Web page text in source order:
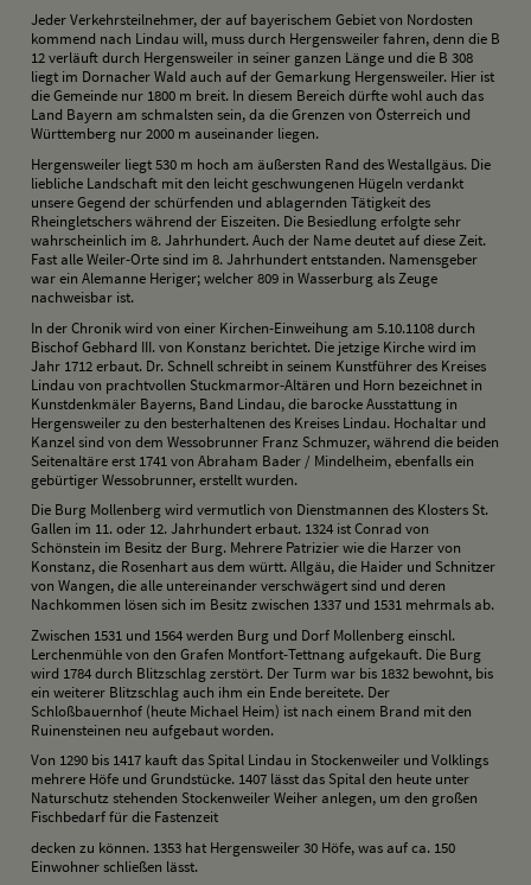
Jeder Verkehrsteilnehmer, der auf bayerischem Gebiet von Nordosten
kommend nach Lindau will, muss durch Hergensweiler fahren, denn die B
12 verläuft durch Hergensweiler in seiner ganzen Länge und die B 308
liegt im Dornacher Wald auch auf der Gemarkung Hergensweiler. Hier ist
die Gemeinde nur 1800 m breit. In diesem Bereich dürfte wohl auch das
Land Bayern am schmalsten sein, da die Grenzen von Österreich und
Württemberg nur 2000 m auseinander liegen.
Hergensweiler liegt 530 m hoch am äußersten Rand des Westallgäus. Die
liebliche Landschaft mit den leicht geschwungenen Hügeln verdankt
unsere Gegend der schürfenden und ablagernden Tätigkeit des
Rheingletschers während der Eiszeiten. Die Besiedlung erfolgte sehr
wahrscheinlich im 8. Jahrhundert. Auch der Name deutet auf diese Zeit.
Fast alle Weiler-Orte sind im 8. Jahrhundert entstanden. Namensgeber
war ein Alemanne Heriger; welcher 809 in Wasserburg als Zeuge
nachweisbar ist.
In der Chronik wird von einer Kirchen-Einweihung am 5.10.1108 durch
Bischof Gebhard III. von Konstanz berichtet. Die jetzige Kirche wird im
Jahr 1712 erbaut. Dr. Schnell schreibt in seinem Kunstführer des Kreises
Lindau von prachtvollen Stuckmarmor-Altären und Horn bezeichnet in
Kunstdenkmäler Bayerns, Band Lindau, die barocke Ausstattung in
Hergensweiler zu den besterhaltenen des Kreises Lindau. Hochaltar und
Kanzel sind von dem Wessobrunner Franz Schmuzer, während die beiden
Seitenaltäre erst 1741 von Abraham Bader / Mindelheim, ebenfalls ein
gebürtiger Wessobrunner, erstellt wurden.
Die Burg Mollenberg wird vermutlich von Dienstmannen des Klosters St.
Gallen im 11. oder 12. Jahrhundert erbaut. 1324 ist Conrad von
Schönstein im Besitz der Burg. Mehrere Patrizier wie die Harzer von
Konstanz, die Rosenhart aus dem württ. Allgäu, die Haider und Schnitzer
von Wangen, die alle untereinander verschwägert sind und deren
Nachkommen lösen sich im Besitz zwischen 1337 und 1531 mehrmals ab.
Zwischen 1531 und 1564 werden Burg und Dorf Mollenberg einschl.
Lerchenmühle von den Grafen Montfort-Tettnang aufgekauft. Die Burg
wird 1784 durch Blitzschlag zerstört. Der Turm war bis 1832 bewohnt, bis
ein weiterer Blitzschlag auch ihm ein Ende bereitete. Der
Schloßbauernhof (heute Michael Heim) ist nach einem Brand mit den
Ruinensteinen neu aufgebaut worden.
Von 1290 bis 1417 kauft das Spital Lindau in Stockenweiler und Volklings
mehrere Höfe und Grundstücke. 1407 lässt das Spital den heute unter
Naturschutz stehenden Stockenweiler Weiher anlegen, um den großen
Fischbedarf für die Fastenzeit
decken zu können. 1353 hat Hergensweiler 30 Höfe, was auf ca. 150
Einwohner schließen lässt.